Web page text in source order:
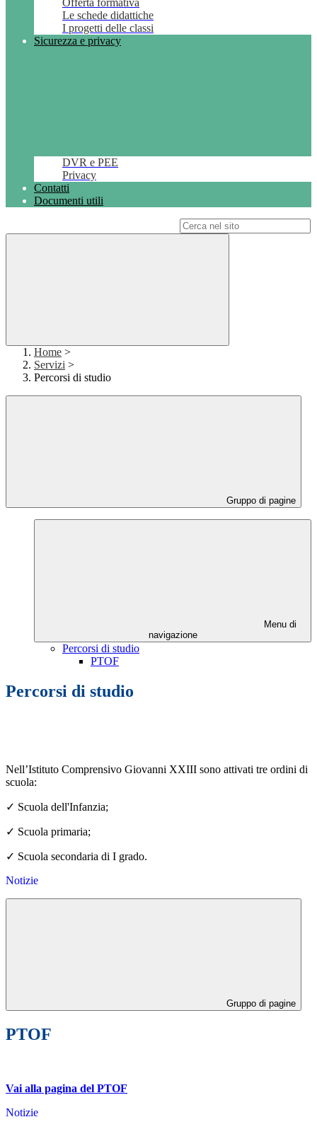
Offerta formativa
Le schede didattiche
I progetti delle classi
Sicurezza e privacy
DVR e PEE
Privacy
Contatti
Documenti utili
Home >
Servizi >
Percorsi di studio
Gruppo di pagine
Menu di
navigazione
Percorsi di studio
PTOF
Percorsi di studio
Nell’Istituto Comprensivo Giovanni XXIII sono attivati tre ordini di
scuola:
✓ Scuola dell'Infanzia;
✓ Scuola primaria;
✓ Scuola secondaria di I grado.
Notizie
Gruppo di pagine
PTOF
Vai alla pagina del PTOF
Notizie